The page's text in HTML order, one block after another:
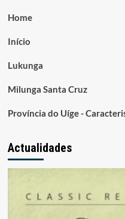
Home
Início
Lukunga
Milunga Santa Cruz
Província do Uíge -
Actualidades